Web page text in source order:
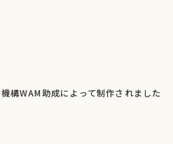
構WAM助成によって制作されました